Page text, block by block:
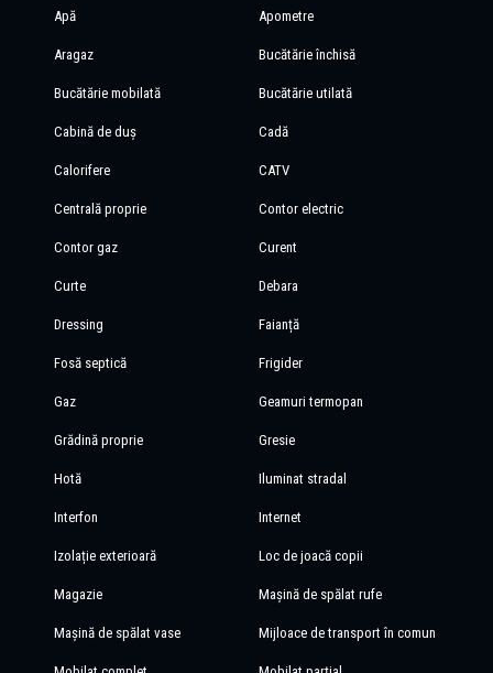
Apă Apometre
Aragaz Bucătărie închisă
Bucătărie mobilată Bucătărie utilată
Cabină de duș Cadă
Calorifere CATV
Centrală proprie Contor electric
Contor gaz Curent
Curte Debara
Dressing Faianță
Fosă septică Frigider
Gaz Geamuri termopan
Grădină proprie Gresie
Hotă Iluminat stradal
Interfon Internet
Izolație exterioară Loc de joacă copii
Magazie Mașină de spălat rufe
Mașină de spălat vase Mijloace de transport în comun